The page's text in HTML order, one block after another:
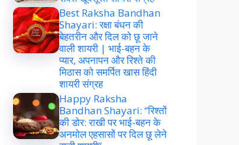
Best Raksha Bandhan
Shayari: रक्षा बंधन की
बेहतरीन और दिल को छू जाने
वाली शायरी | भाई-बहन के
प्यार, अपनापन और रिश्ते की
मिठास को समर्पित खास हिंदी
शायरी संग्रह
Happy Raksha
Bandhan Shayari: “रिश्तों
की डोर: राखी पर भाई-बहन के
अनमोल एहसासों पर दिल छू लेने